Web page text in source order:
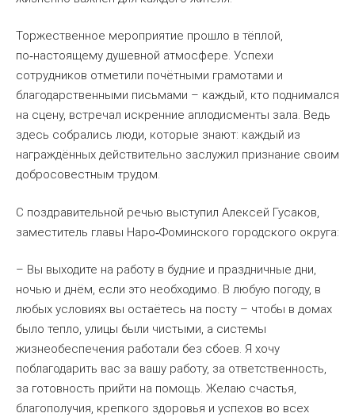
Торжественное мероприятие прошло в тёплой,
по‑настоящему душевной атмосфере. Успехи
сотрудников отметили почётными грамотами и
благодарственными письмами – каждый, кто поднимался
на сцену, встречал искренние аплодисменты зала. Ведь
здесь собрались люди, которые знают: каждый из
награждённых действительно заслужил признание своим
добросовестным трудом.
С поздравительной речью выступил Алексей Гусаков,
заместитель главы Наро‑Фоминского городского округа:
– Вы выходите на работу в будние и праздничные дни,
ночью и днём, если это необходимо. В любую погоду, в
любых условиях вы остаётесь на посту – чтобы в домах
было тепло, улицы были чистыми, а системы
жизнеобеспечения работали без сбоев. Я хочу
поблагодарить вас за вашу работу, за ответственность,
за готовность прийти на помощь. Желаю счастья,
благополучия, крепкого здоровья и успехов во всех